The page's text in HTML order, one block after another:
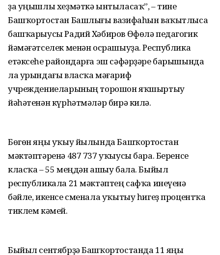
ҙа уңышлы хеҙмәткә ынтыласаҡ”, – тине
Башҡортостан Башлығы вазифаһын ваҡытлыса
башҡарыусы Радий Хәбиров Өфөлә педагогик
йәмәғәтселек менән осрашыуҙа. Республика
етәксеһе райондарға эш сәфәрҙәре барышында
ла урындағы власҡа мәғариф
учреждениеларының торошон яҡшыртыу
йәһәтенән күрһәтмәләр бирә килә.
Бөгөн яңы уҡыу йылында Башҡортостан
мәктәптәренә 487 737 уҡыусы бара. Беренсе
класҡа – 55 меңдән ашыу бала. Быйыл
республикала 21 мәктәптең сафҡа инеүенә
бәйле, икенсе сменала уҡытыу һигеҙ процентҡа
тиклем кәмей.
Быйыл сентябрҙә Башҡортостанда 11 яңы